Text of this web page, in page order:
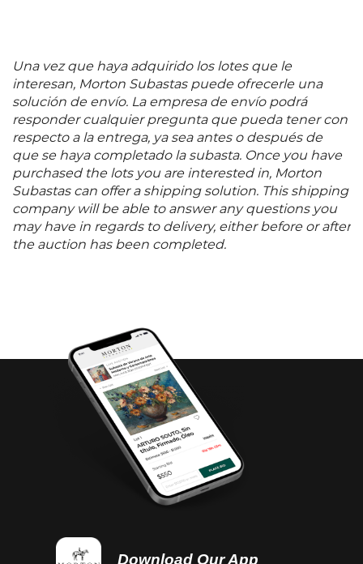
Una vez que haya adquirido los lotes que le
interesan, Morton Subastas puede ofrecerle una
solución de envío. La empresa de envío podrá
responder cualquier pregunta que pueda tener con
respecto a la entrega, ya sea antes o después de
que se haya completado la subasta. Once you have
purchased the lots you are interested in, Morton
Subastas can offer a shipping solution. This shipping
company will be able to answer any questions you
may have in regards to delivery, either before or after
the auction has been completed.
Download Our App